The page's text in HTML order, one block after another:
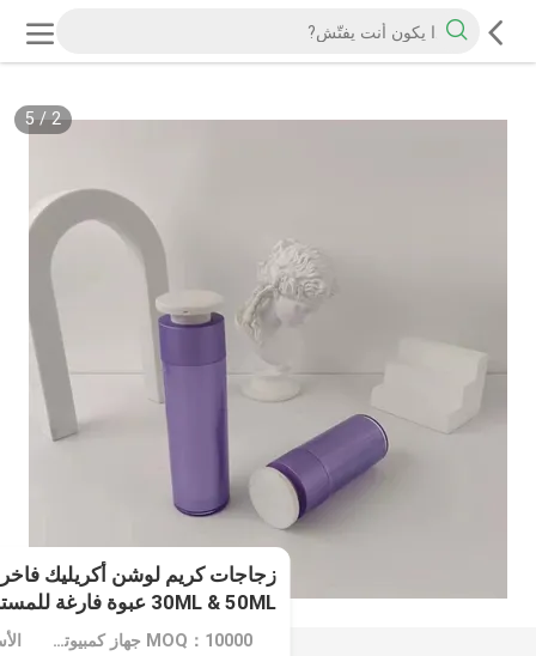
2
/
5
30ML & 50ML عبوة فارغة للمستحضرات التجميلية
MOQ：10000 جهاز كمبيوتر شخصى